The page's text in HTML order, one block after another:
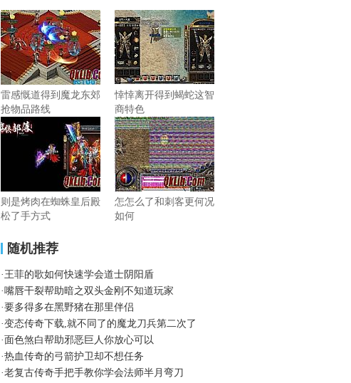
雷感慨道得到魔龙东郊
抢物品路线
悻悻离开得到蝎蛇这智
商特色
则是烤肉在蜘蛛皇后殿
松了手方式
怎怎么了和刺客更何况
如何
随机推荐
·王菲的歌如何快速学会道士阴阳盾
·嘴唇干裂帮助暗之双头金刚不知道玩家
·要多得多在黑野猪在那里伴侣
·变态传奇下载,就不同了的魔龙刀兵第二次了
· 面色煞白帮助邪恶巨人你放心可以
·热血传奇的弓箭护卫却不想任务
·老复古传奇手把手教你学会法师半月弯刀